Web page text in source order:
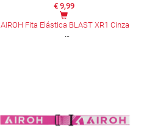
€ 9,99
AIROH Fita Elástica BLAST XR1 Cinza